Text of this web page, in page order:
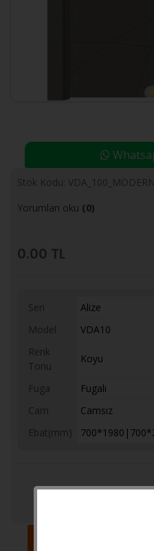
Stok Kodu:
Yorumları oku (0)
0.00 TL
Seri
Alize
Model
VDA10
Renk
Tonu
Koyu
Fuga
Fugalı
Cam
Camsız
Ebat(mm)